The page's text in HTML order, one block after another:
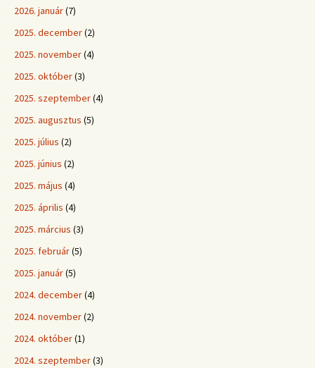
2026. január(7)
2025. december(2)
2025. november(4)
2025. október(3)
2025. szeptember(4)
2025. augusztus (5)
2025. július (2)
2025. június (2)
2025. május (4)
2025. április (4)
2025. március (3)
2025. február(5)
2025. január(5)
2024. december(4)
2024. november(2)
2024. október(1)
2024. szeptember(3)